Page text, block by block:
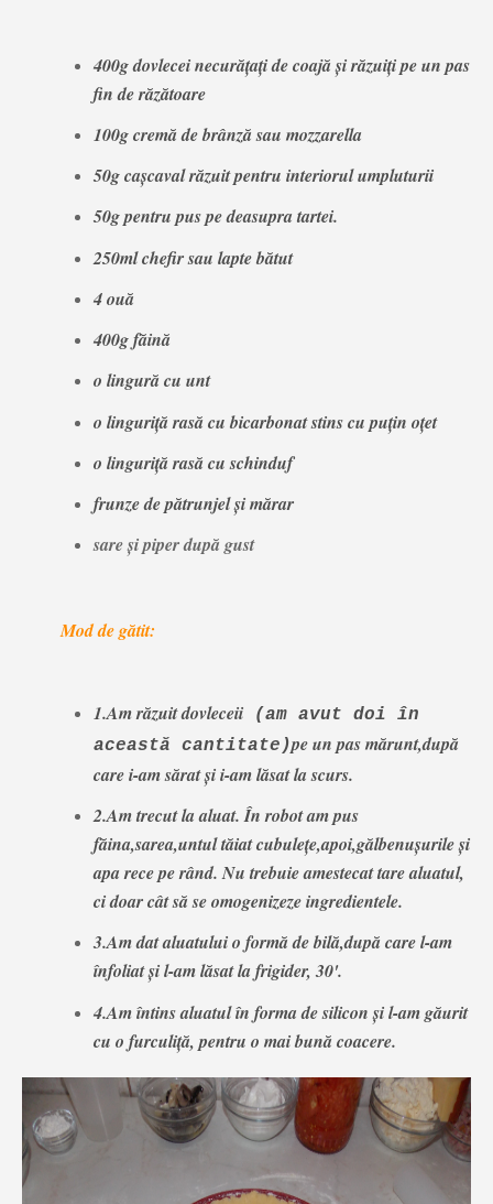
400g dovlecei necurățați de coajă și răzuiți pe un pas
fin de răzătoare
100g cremă de brânză sau mozzarella
50g cașcaval răzuit pentru interiorul umpluturii
50g pentru pus pe deasupra tartei.
250ml chefir sau lapte bătut
4 ouă
400g făină
o lingură cu unt
o linguriță rasă cu bicarbonat stins cu puțin oțet
o linguriță rasă cu schinduf
frunze de pătrunjel și mărar
sare și piper după gust
Mod de gătit:
1.Am răzuit dovleceii(am avut doi în
această cantitate)pe un pas mărunt,după
care i-am sărat și i-am lăsat la scurs.
2.Am trecut la aluat. În robot am pus
făina,sarea,untul tăiat cubulețe,apoi,gălbenușurile și
apa rece pe rând. Nu trebuie amestecat tare aluatul,
ci doar cât să se omogenizeze ingredientele.
3.Am dat aluatului o formă de bilă,după care l-am
înfoliat și l-am lăsat la frigider, 30'.
4.Am întins aluatul în forma de silicon și l-am găurit
cu o furculiță, pentru o mai bună coacere.